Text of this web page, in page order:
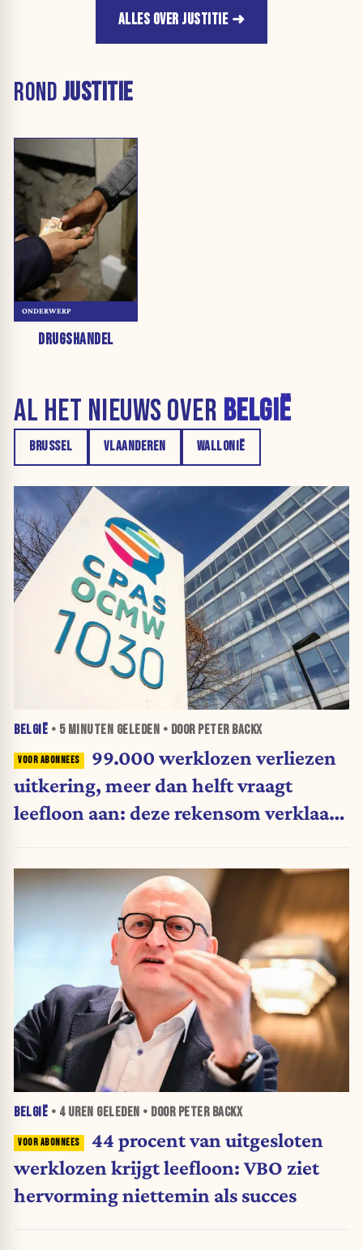
ALLES OVER JUSTITIE
ROND JUSTITIE
DRUGSHANDEL
ONDERWERP
AL HET NIEUWS OVER BELGIË
BRUSSEL VLAANDEREN WALLONIË
BELGIË • 5 MINUTEN GELEDEN • DOOR PETER BACKX
99.000 werklozen verliezen
uitkering, meer dan helft vraagt
leefloon aan: deze rekensom verklaart
BELGIË • 4 UREN GELEDEN • DOOR PETER BACKX
44 procent van uitgesloten
werklozen krijgt leefloon: VBO ziet
hervorming niettemin als succes